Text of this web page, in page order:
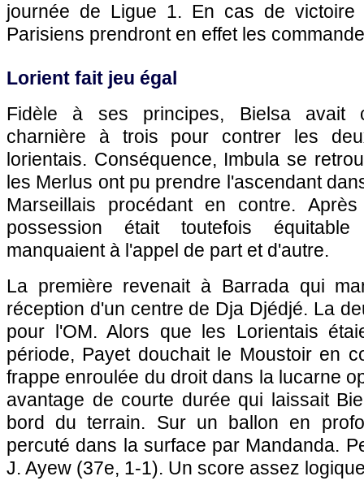
journée de Ligue 1. En cas de victoire
Parisiens prendront en effet les
Lorient fait jeu égal
Fidèle à ses principes, Bielsa avait
charnière à trois pour contrer les
lorientais. Conséquence, Imbula se
les Merlus ont pu prendre l'ascendant
Marseillais procédant en contre.
possession était toutefois
manquaient à l'appel de part et d'autre.
La première revenait à Barrada qui
réception d'un centre de Dja Djédjé. La
pour l'OM. Alors que les Lorientais
période, Payet douchait le Moustoir en
frappe enroulée du droit dans la lucarne
avantage de courte durée qui laissait
bord du terrain. Sur un ballon en
percuté dans la surface par Mandanda.
J. Ayew (37e, 1-1). Un score assez